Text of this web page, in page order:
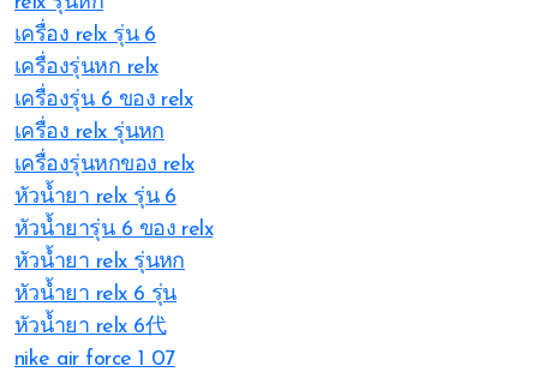
เครื่อง relx รุ่น 6
เครื่องรุ่นหก relx
เครื่องรุ่น 6 ของ relx
เครื่อง relx รุ่นหก
เครื่องรุ่นหกของ relx
หัวน้ำยา relx รุ่น 6
หัวน้ำยารุ่น 6 ของ relx
หัวน้ำยา relx รุ่นหก
หัวน้ำยา relx 6 รุ่น
หัวน้ำยา relx 6代
nike air force 1 07